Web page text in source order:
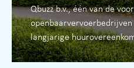
Qbuzz b.v., één van de
langjarige